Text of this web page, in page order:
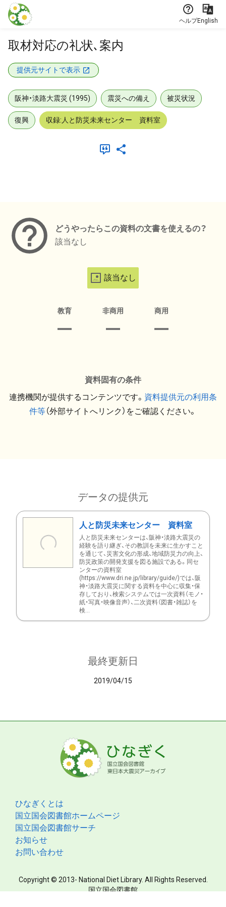
本文に飛ぶ
ヘルプEnglish
取材対応の礼状､案内
提供元サイトで表示
阪神・淡路大震災 (1995) 震災への備え 被災状況
復興 収録:人と防災未来センター 資料室
どうやったらこの資料の文書を使えるの？
該当なし
該当なし
教育 非商用 商用
資料固有の条件
連携機関が提供するコンテンツです。 資料提供元の利用条
件等（外部サイトへリンク）をご確認ください。
データの提供元
人と防災未来センター 資料室
人と防災未来センターは、阪神・淡路大震災の
経験を語り継ぎ、その教訓を未来に生かすこと
を通じて、災害文化の形成、地域防災力の向上、
防災政策の開発支援を図る施設である。同セ
ンターの資料室
(https://www.dri.ne.jp/library/guide/)では、阪
神・淡路大震災に関する資料を中心に収集・保
存しており、検索システムでは一次資料（モノ・
紙・写真・映像音声）、二次資料（図書・雑誌）を
検...
最終更新日
2019/04/15
ひなぎくとは
国立国会図書館ホームページ
国立国会図書館サーチ
お知らせ
お問い合わせ
Copyright © 2013- National Diet Library. All Rights Reserved.